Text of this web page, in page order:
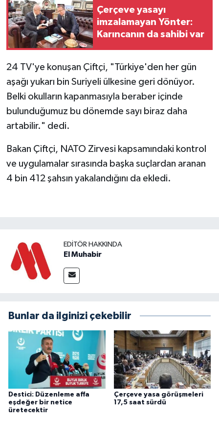
Çerçeve yasayı
imzalamayan Yönter:
Karıncanın da sahibi var
24 TV'ye konuşan Çiftçi, "Türkiye'den her gün
aşağı yukarı bin Suriyeli ülkesine geri dönüyor.
Belki okulların kapanmasıyla beraber içinde
bulunduğumuz bu dönemde sayı biraz daha
artabilir." dedi.
Bakan Çiftçi, NATO Zirvesi kapsamındaki kontrol
ve uygulamalar sırasında başka suçlardan aranan
4 bin 412 şahsın yakalandığını da ekledi.
EDITÖR HAKKINDA
El Muhabir
Bunlar da ilginizi çekebilir
Destici: Düzenleme affa
eşdeğer bir netice
üretecektir
Çerçeve yasa görüşmeleri
17,5 saat sürdü